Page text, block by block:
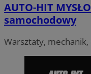
AUTO-HIT
samochodowy
Warsztaty,